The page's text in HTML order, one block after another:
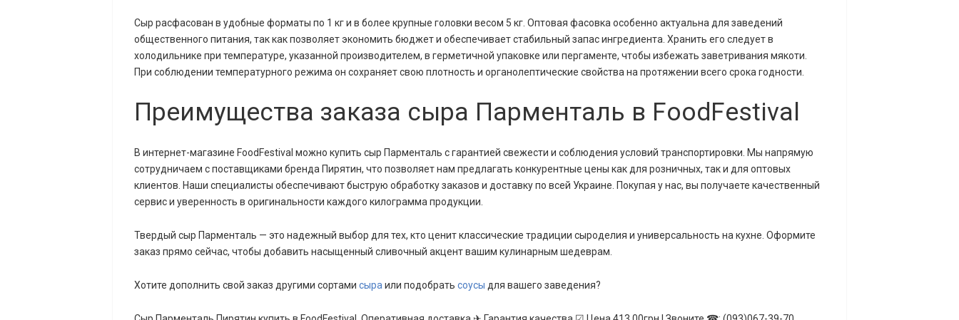
Сыр расфасован в удобные форматы по 1 кг и в более крупные головки весом 5 кг. Оптовая фасовка особенно актуальна для заведений
общественного питания, так как позволяет экономить бюджет и обеспечивает стабильный запас ингредиента. Хранить его следует в
холодильнике при температуре, указанной производителем, в герметичной упаковке или пергаменте, чтобы избежать заветривания мякоти.
При соблюдении температурного режима он сохраняет свою плотность и органолептические свойства на протяжении всего срока годности.
Преимущества заказа сыра Парменталь в FoodFestival
В интернет-магазине FoodFestival можно купить сыр Парменталь с гарантией свежести и соблюдения условий транспортировки. Мы напрямую
сотрудничаем с поставщиками бренда Пирятин, что позволяет нам предлагать конкурентные цены как для розничных, так и для оптовых
клиентов. Наши специалисты обеспечивают быструю обработку заказов и доставку по всей Украине. Покупая у нас, вы получаете качественный
сервис и уверенность в оригинальности каждого килограмма продукции.
Твердый сыр Парменталь — это надежный выбор для тех, кто ценит классические традиции сыроделия и универсальность на кухне. Оформите
заказ прямо сейчас, чтобы добавить насыщенный сливочный акцент вашим кулинарным шедеврам.
Хотите дополнить свой заказ другими сортамисыра или подобратьсоусы для вашего заведения?